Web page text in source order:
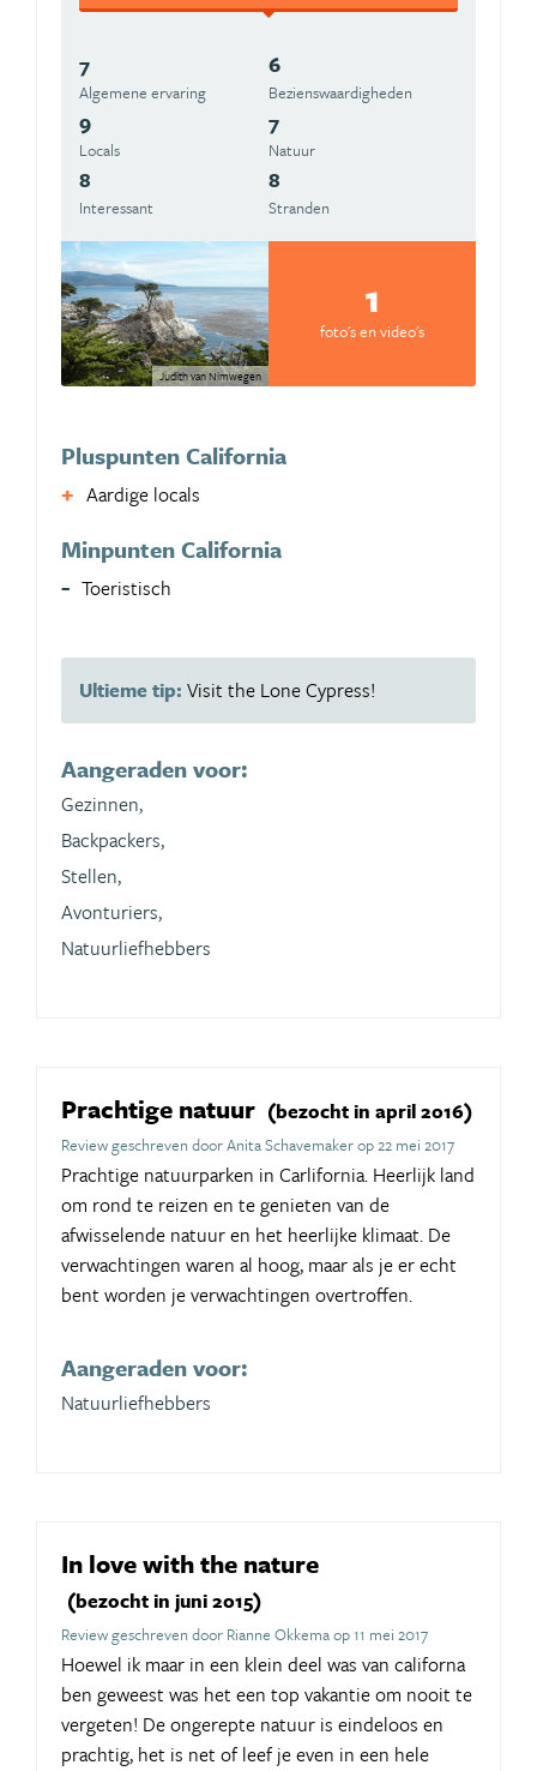
7
Algemene ervaring
6
Beziens­waardigheden
9
Locals
7
Natuur
8
Interessant
8
Stranden
Judith van Nimwegen
1
foto's en video's
Pluspunten California
Aardige locals
Minpunten California
Toeristisch
Ultieme tip: Visit the Lone Cypress!
Aangeraden voor:
Gezinnen,
Backpackers,
Stellen,
Avonturiers,
Natuurliefhebbers
Prachtige natuur (bezocht in april 2016)
Review geschreven door Anita Schavemaker op 22 mei 2017
Prachtige natuurparken in Carlifornia. Heerlijk land
om rond te reizen en te genieten van de
afwisselende natuur en het heerlijke klimaat. De
verwachtingen waren al hoog, maar als je er echt
bent worden je verwachtingen overtroffen.
Aangeraden voor:
Natuurliefhebbers
In love with the nature
(bezocht in juni 2015)
Review geschreven door Rianne Okkema op 11 mei 2017
Hoewel ik maar in een klein deel was van californa
ben geweest was het een top vakantie om nooit te
vergeten! De ongerepte natuur is eindeloos en
prachtig, het is net of leef je even in een hele